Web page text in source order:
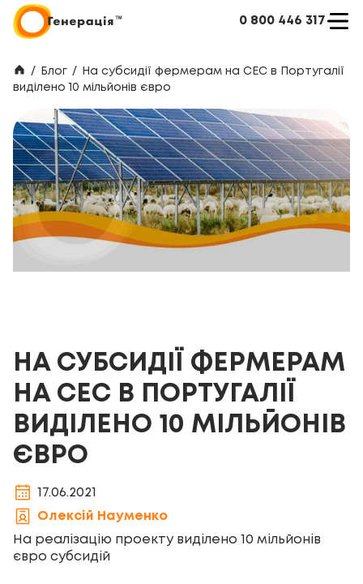
0 800 446 317
/ Блог /
На субсидії фермерам на СЕС в Португалії
виділено 10 мільйонів євро
НА СУБСИДІЇ ФЕРМЕРАМ
НА СЕС В ПОРТУГАЛІЇ
ВИДІЛЕНО 10 МІЛЬЙОНІВ
ЄВРО
17.06.2021
Олексій Науменко
На реалізацію проекту виділено 10 мільйонів
євро субсидій